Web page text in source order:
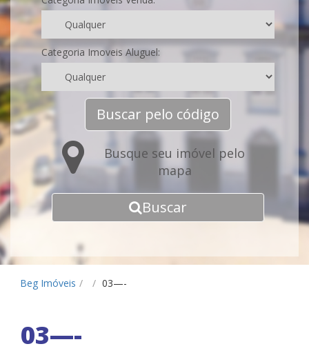
Categoria Imoveis Aluguel:
Buscar pelo código
Busque seu imóvel pelo
mapa
Buscar
Beg Imóveis / / 03—-
03—-